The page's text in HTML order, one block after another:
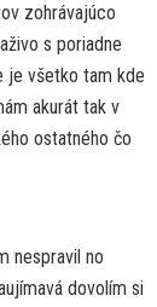
zohrávajúco
s poriadne
je všetko tam kde
akurát tak v
ostatného čo
nespravil no
dovolím si